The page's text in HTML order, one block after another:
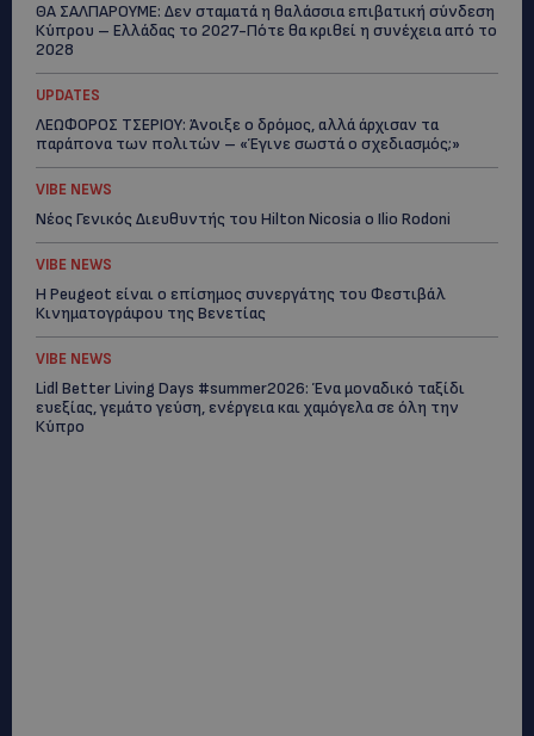
ΘΑ ΣΑΛΠΑΡΟΥΜΕ: Δεν σταματά η θαλάσσια επιβατική σύνδεση
Κύπρου – Ελλάδας το 2027-Πότε θα κριθεί η συνέχεια από το
2028
UPDATES
ΛΕΩΦΟΡΟΣ ΤΣΕΡΙΟΥ: Άνοιξε ο δρόμος, αλλά άρχισαν τα
παράπονα των πολιτών – «Έγινε σωστά ο σχεδιασμός;»
VIBE NEWS
Νέος Γενικός Διευθυντής του Hilton Nicosia ο Ilio Rodoni
VIBE NEWS
Η Peugeot είναι ο επίσημος συνεργάτης του Φεστιβάλ
Κινηματογράφου της Βενετίας
VIBE NEWS
Lidl Better Living Days #summer2026: Ένα μοναδικό ταξίδι
ευεξίας, γεμάτο γεύση, ενέργεια και χαμόγελα σε όλη την
Κύπρο